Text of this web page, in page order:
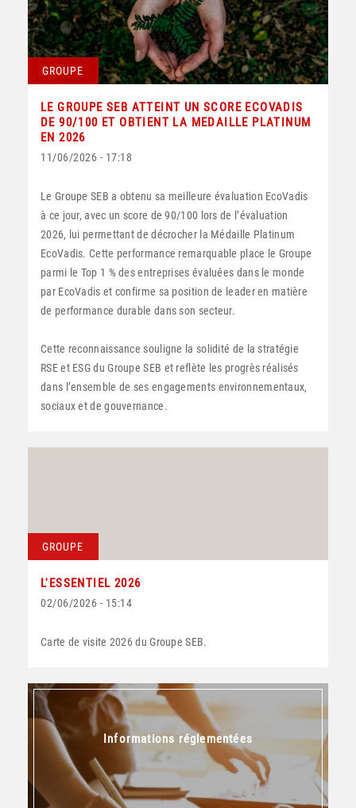
GROUPE
LE GROUPE SEB ATTEINT UN SCORE ECOVADIS
DE 90/100 ET OBTIENT LA MEDAILLE PLATINUM
EN 2026
11/06/2026 - 17:18
Le Groupe SEB a obtenu sa meilleure évaluation EcoVadis
à ce jour, avec un score de 90/100 lors de l’évaluation
2026, lui permettant de décrocher la Médaille Platinum
EcoVadis. Cette performance remarquable place le Groupe
parmi le Top 1 % des entreprises évaluées dans le monde
par EcoVadis et confirme sa position de leader en matière
de performance durable dans son secteur.
Cette reconnaissance souligne la solidité de la stratégie
RSE et ESG du Groupe SEB et reflète les progrès réalisés
dans l’ensemble de ses engagements environnementaux,
sociaux et de gouvernance.
GROUPE
L'ESSENTIEL 2026
02/06/2026 - 15:14
Carte de visite 2026 du Groupe SEB.
Informations réglementées